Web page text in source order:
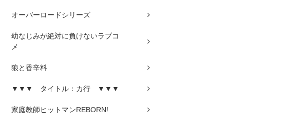
オーバーロードシリーズ
幼なじみが絶対に負けないラブコ
メ
狼と香辛料
▼▼▼ タイトル：カ行 ▼▼▼
家庭教師ヒットマンREBORN!